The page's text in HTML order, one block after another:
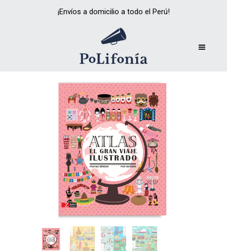
¡Envíos a domicilio a todo el Perú!